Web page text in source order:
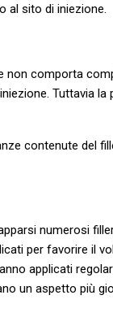
al sito di iniezione.
non comporta
Tuttavia
contenute del
numerosi
per favorire il
applicati
un aspetto più